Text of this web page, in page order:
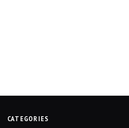
CATEGORIES